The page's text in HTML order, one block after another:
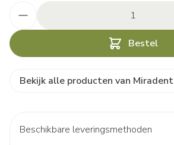
Bestel
Bekijk alle producten van Miradent
Beschikbare leveringsmethoden